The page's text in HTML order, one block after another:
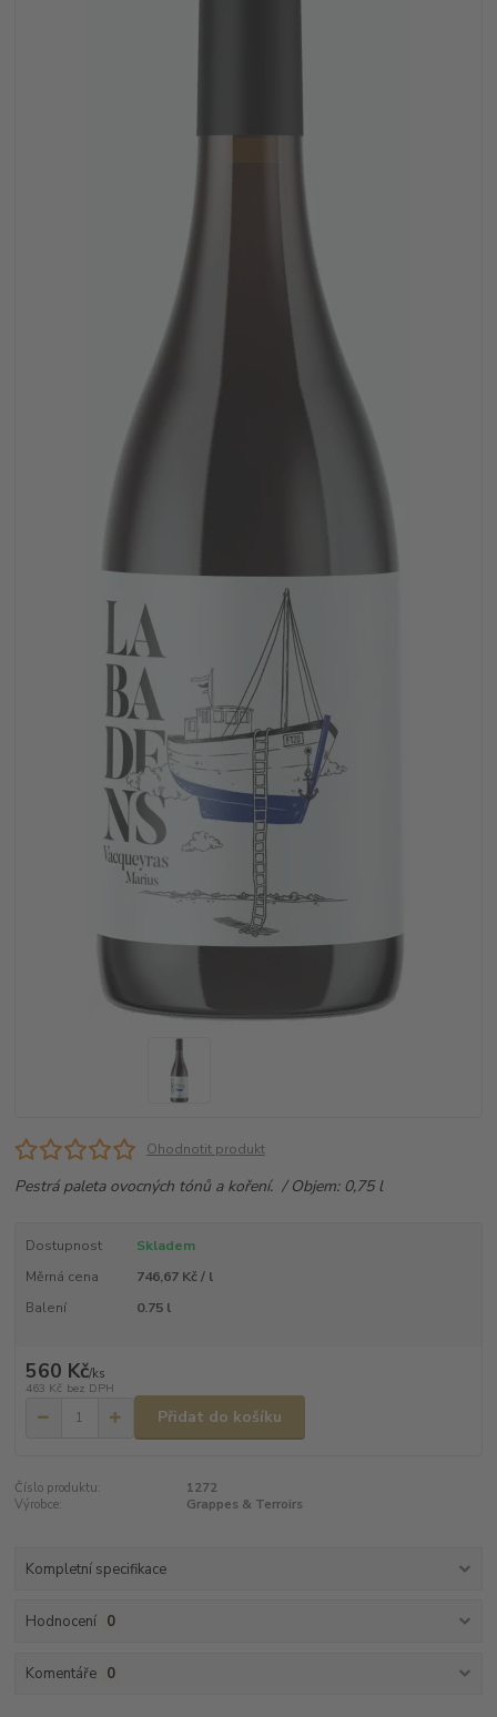
Ohodnotit produkt
Pestrá paleta ovocných tónů a koření. / Objem: 0,75 l
Dostupnost
Skladem
Měrná cena
746,67 Kč / l
Balení
0.75 l
560 Kč/ks
463 Kč bez DPH
Přidat do košíku
Číslo produktu:
1272
Výrobce:
Grappes & Terroirs
Kompletní specifikace
Hodnocení 0
Komentáře 0